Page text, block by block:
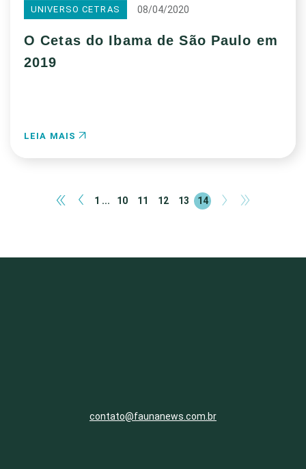
UNIVERSO CETRAS 08/04/2020
O Cetas do Ibama de São Paulo em
2019
LEIA MAIS
« ‹ 1 ... 10 11 12 13 14 › »
contato@faunanews.com.br